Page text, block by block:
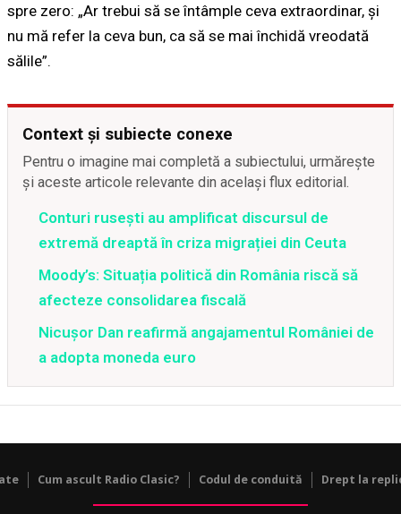
spre zero: „Ar trebui să se întâmple ceva extraordinar, şi
nu mă refer la ceva bun, ca să se mai închidă vreodată
sălile”.
Context și subiecte conexe
Pentru o imagine mai completă a subiectului, urmărește
și aceste articole relevante din același flux editorial.
Conturi rusești au amplificat discursul de
extremă dreaptă în criza migrației din Ceuta
Moody’s: Situația politică din România riscă să
afecteze consolidarea fiscală
Nicușor Dan reafirmă angajamentul României de
a adopta moneda euro
Cum ascult Radio Clasic? Codul de conduită Drept la